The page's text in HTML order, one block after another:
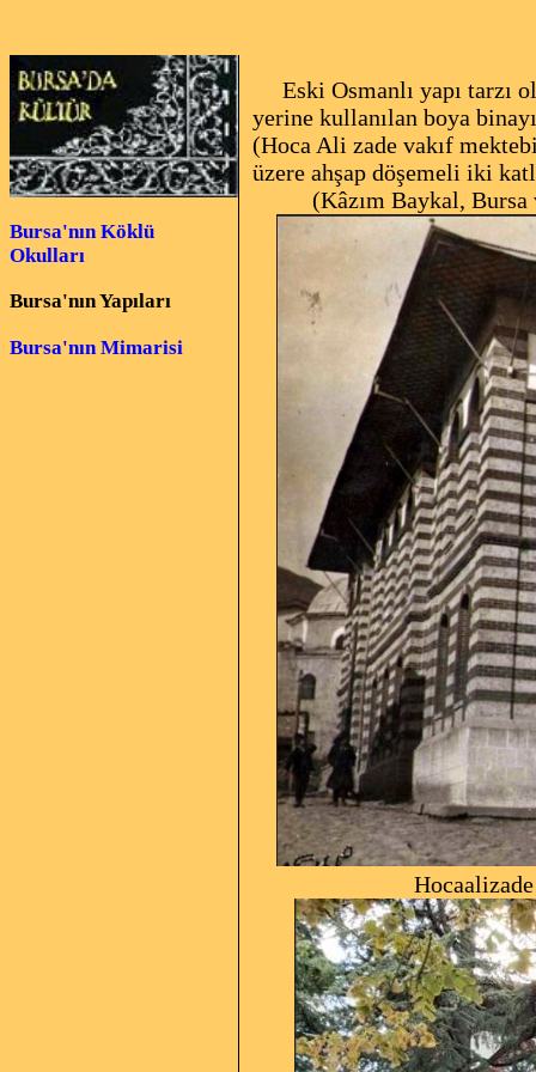
Bursa'nın Köklü
Okulları
Bursa'nın Yapıları
Bursa'nın Mimarisi
Eski Osmanlı yapı tarzı
yerine kullanılan boya
(Hoca Ali zade vakıf
üzere ahşap döşemeli iki
(Kâzım Baykal, Bursa
Hocaalizade